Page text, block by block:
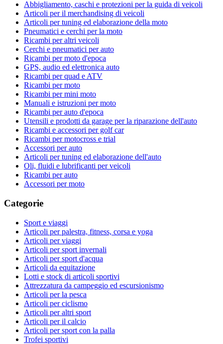
Abbigliamento, caschi e protezioni per la guida di veicoli
Articoli per il merchandising di veicoli
Articoli per tuning ed elaborazione della moto
Pneumatici e cerchi per la moto
Ricambi per altri veicoli
Cerchi e pneumatici per auto
Ricambi per moto d'epoca
GPS, audio ed elettronica auto
Ricambi per quad e ATV
Ricambi per moto
Ricambi per mini moto
Manuali e istruzioni per moto
Ricambi per auto d'epoca
Utensili e prodotti da garage per la riparazione dell'auto
Ricambi e accessori per golf car
Ricambi per motocross e trial
Accessori per auto
Articoli per tuning ed elaborazione dell'auto
Oli, fluidi e lubrificanti per veicoli
Ricambi per auto
Accessori per moto
Categorie
Sport e viaggi
Articoli per palestra, fitness, corsa e yoga
Articoli per viaggi
Articoli per sport invernali
Articoli per sport d'acqua
Articoli da equitazione
Lotti e stock di articoli sportivi
Attrezzatura da campeggio ed escursionismo
Articoli per la pesca
Articoli per ciclismo
Articoli per altri sport
Articoli per il calcio
Articoli per sport con la palla
Trofei sportivi